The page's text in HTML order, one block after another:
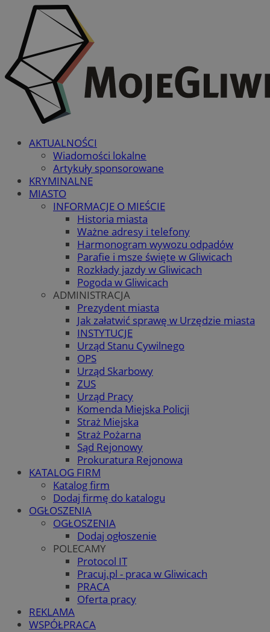
AKTUALNOŚCI
Wiadomości lokalne
Artykuły sponsorowane
KRYMINALNE
MIASTO
INFORMACJE O MIEŚCIE
Historia miasta
Ważne adresy i telefony
Harmonogram wywozu odpadów
Parafie i msze święte w Gliwicach
Rozkłady jazdy w Gliwicach
Pogoda w Gliwicach
ADMINISTRACJA
Prezydent miasta
Jak załatwić sprawę w Urzędzie miasta
INSTYTUCJE
Urząd Stanu Cywilnego
OPS
Urząd Skarbowy
ZUS
Urząd Pracy
Komenda Miejska Policji
Straż Miejska
Straż Pożarna
Sąd Rejonowy
Prokuratura Rejonowa
KATALOG FIRM
Katalog firm
Dodaj firmę do katalogu
OGŁOSZENIA
OGŁOSZENIA
Dodaj ogłoszenie
POLECAMY
Protocol IT
Pracuj.pl - praca w Gliwicach
PRACA
Oferta pracy
REKLAMA
WSPÓŁPRACA